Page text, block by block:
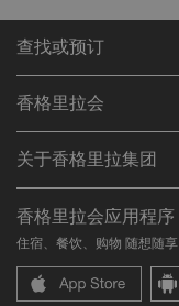
查找或预订
查找预订
餐厅与酒吧
香格里拉会
加入香格里拉会
常见问题
联络我们
关于香格里拉集团
我们的酒店品牌
香格里拉中心
香格里拉公寓
职业发展
企业社会责任
新闻稿
香格里拉会应用程序
住宿、餐饮、购物 随想随享